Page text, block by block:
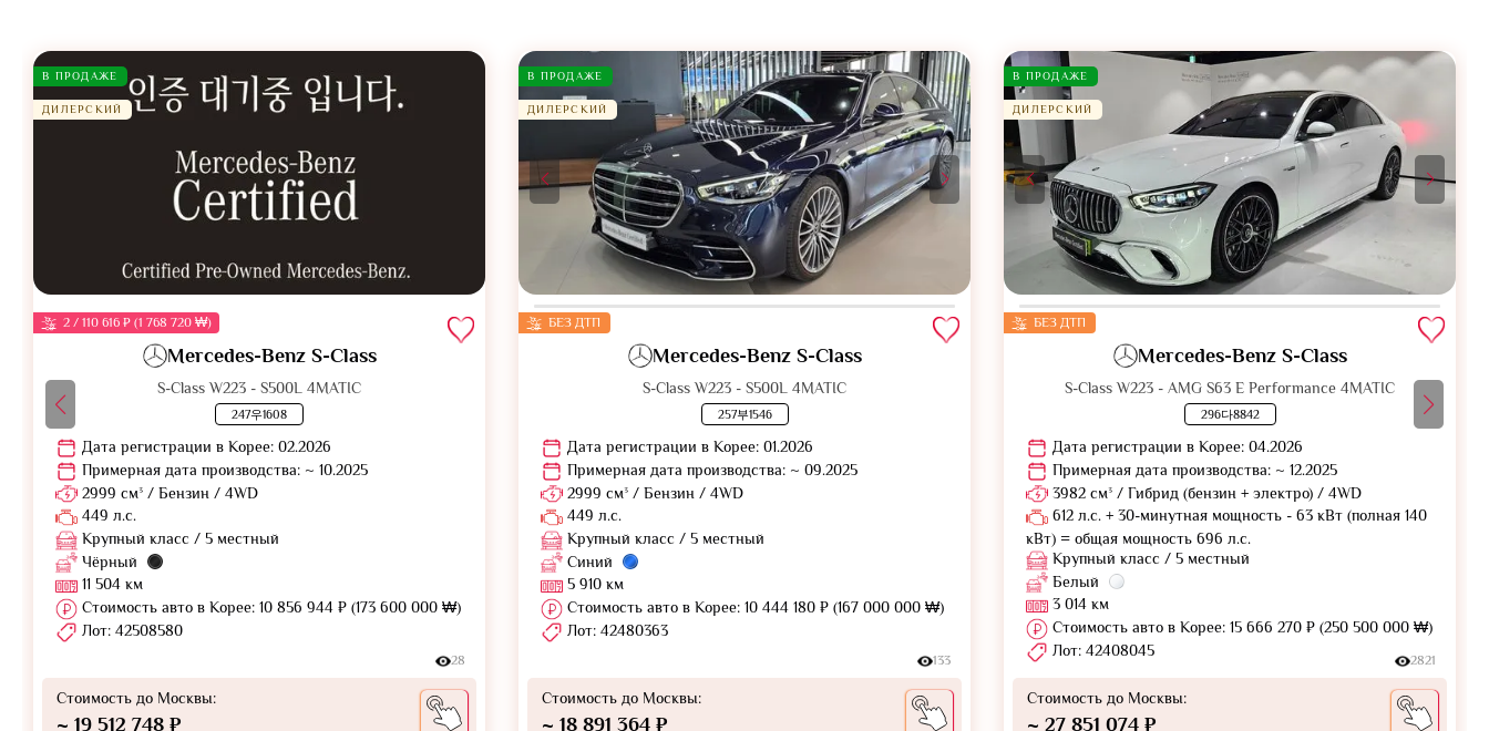
В ПРОДАЖЕ
ДИЛЕРСКИЙ
2 / 110 616 ₽ (1 768 720 ₩)
Mercedes-Benz S-Class
S-Class W223 - S500L 4MATIC
247우1608
Дата регистрации в Корее: 02.2026
Примерная дата производства: ~ 10.2025
2999 см³ / Бензин / 4WD
449 л.с.
Крупный класс / 5 местный
Чёрный
11 504 км
Стоимость авто в Корее: 10 856 944 ₽ (173 600 000 ₩)
Лот: 42508580
28
Стоимость до Москвы:
~ 19 512 748 ₽
В ПРОДАЖЕ
ДИЛЕРСКИЙ
БЕЗ ДТП
Mercedes-Benz S-Class
S-Class W223 - S500L 4MATIC
257부1546
Дата регистрации в Корее: 01.2026
Примерная дата производства: ~ 09.2025
2999 см³ / Бензин / 4WD
449 л.с.
Крупный класс / 5 местный
Синий
5 910 км
Стоимость авто в Корее: 10 444 180 ₽ (167 000 000 ₩)
Лот: 42480363
133
Стоимость до Москвы:
~ 18 891 364 ₽
В ПРОДАЖЕ
ДИЛЕРСКИЙ
БЕЗ ДТП
Mercedes-Benz S-Class
S-Class W223 - AMG S63 E Performance 4MATIC
296다8842
Дата регистрации в Корее: 04.2026
Примерная дата производства: ~ 12.2025
3982 см³ / Гибрид (бензин + электро) / 4WD
612 л.с. + 30-минутная мощность - 63 кВт (полная 140
кВт) = общая мощность 696 л.с.
Крупный класс / 5 местный
Белый
3 014 км
Стоимость авто в Корее: 15 666 270 ₽ (250 500 000 ₩)
Лот: 42408045
2821
Стоимость до Москвы:
~ 27 851 074 ₽